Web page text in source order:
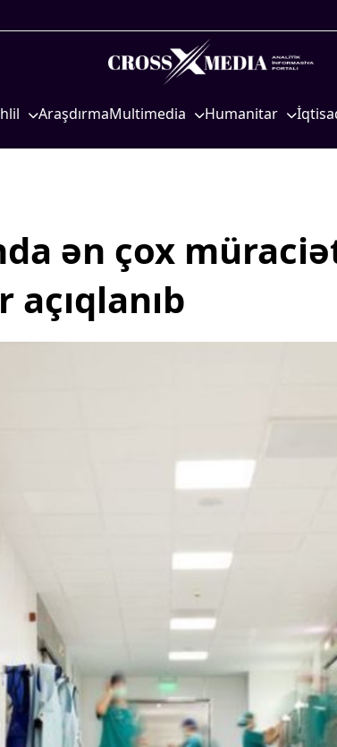
AraşdırmaMultimedia Humanitar
MədəniyyətimizinKənd
ən çox
olan əsas
qaydası dəyişib
tələbinin pozulmasına